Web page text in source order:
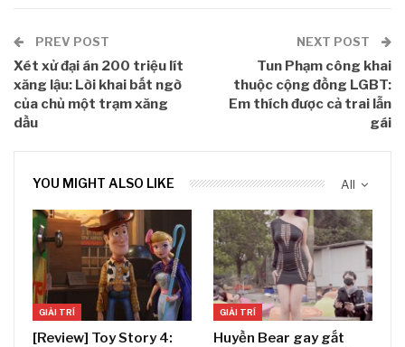
PREV POST
Xét xử đại án 200 triệu lít
xăng lậu: Lời khai bất ngờ
của chủ một trạm xăng
dầu
NEXT POST
Tun Phạm công khai
thuộc cộng đồng LGBT:
Em thích được cả trai lẫn
gái
All
YOU MIGHT ALSO LIKE
GIẢI TRÍ
[Review] Toy Story 4:
GIẢI TRÍ
Huyền Bear gay gắt